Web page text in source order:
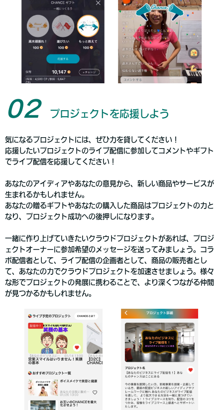
02 プロジェクトを応援しよう
気になるプロジェクトには、ぜひ力を貸してください！
応援したいプロジェクトのライブ配信に参加してコメントやギフト
でライブ配信を応援してください！
あなたのアイディアやあなたの意見から、新しい商品やサービスが
生まれるかもしれません。
あなたの贈るギフトやあなたの購入した商品はプロジェクトの力と
なり、プロジェクト成功への後押しになります。
一緒に作り上げていきたいクラウドプロジェクトがあれば、プロジ
ェクトオーナーに参加希望のメッセージを送ってみましょう。コラ
ボ配信者として、ライブ配信の企画者として、商品の販売者とし
て、あなたの力でクラウドプロジェクトを加速させましょう。様々
な形でプロジェクトの発展に携わることで、より深くつながる仲間
が見つかるかもしれません。